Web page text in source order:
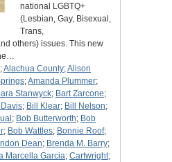
national LGBTQ+
(Lesbian, Gay, Bisexual,
Trans,
others) issues. This new
;Alachua County;Alison
;Amanda Plummer;
Stanwyck; Bart Zarcone;
Davis; Bill Klear; Bill Nelson;
; Bob Butterworth; Bob
; Bob Wattles; Bonnie Roof;
Dean; Brenda M. Barry;
Marcella Garcia; Cartwright;